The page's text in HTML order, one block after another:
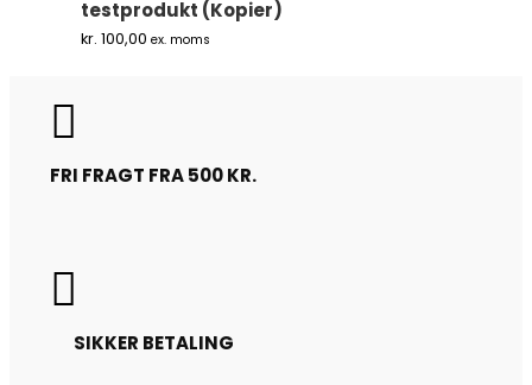
testprodukt (Kopier)
kr. 100,00 ex. moms

FRI FRAGT FRA 500 KR.

SIKKER BETALING